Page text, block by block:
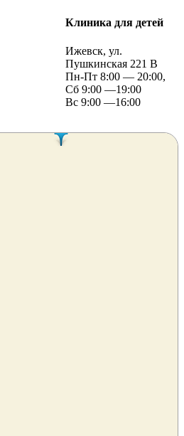
Клиника для детей
Ижевск, ул.
Пушкинская 221 В
Пн-Пт 8:00 — 20:00,
Сб 9:00 —19:00
Вс 9:00 —16:00